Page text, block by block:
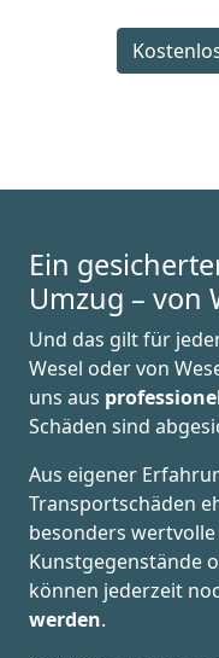
Ein
Umzug – von
Und das gilt für
Wesel oder von
uns aus
Schäden sind
Aus eigener
Transportschäden
besonders
Kunstgegenstände
können jederzeit
werden.